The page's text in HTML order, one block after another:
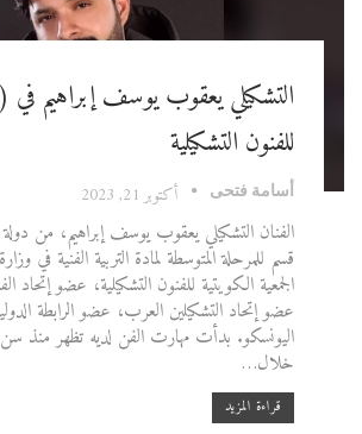
للفنون التشكيلية
أسامة فتحى أكتوبر 21, 2023
الفنان التشكيلي يعقوب يوسف إبراهيم، من
قسم للمرحلة المتوسطة لمادة التربية الفنية في
الجمعية الكويتية للفنون التشكيلية، عضو إتحاد
عضو إتحاد التشكيلين العرب، عضو الرابطة
خلال…
قراءة المزيد